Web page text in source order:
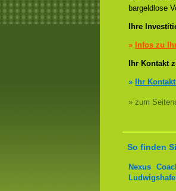
bargeldlose
Ihre
» Infos zu
Ihr Kontakt
» Ihr
» zum
So finden
Nexus